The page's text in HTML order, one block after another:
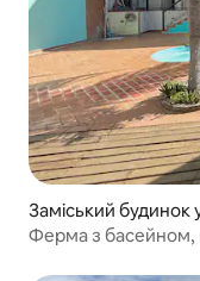
Заміський будинок
Ферма з басейном,